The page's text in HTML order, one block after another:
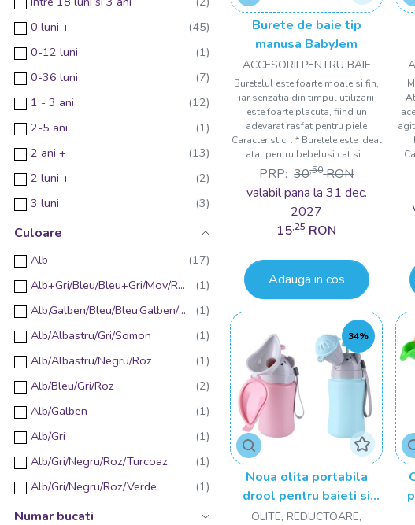
Olita multifunctionala
Olita pliabila
Olita portabila
Protectie baita pentru ochi si urechi
Protectie pentru baita
Rezerve pentru olita
Set manusa si buretel de baie
Suport pentru baie
0 luni +
0-12 luni
0-36 luni
1 - 3 ani
2-5 ani
2 ani +
2 luni +
3 luni
6 - 9 luni
6 luni +
9 luni
12 luni+
12-18 luni
12 Luni +
12-36 luni
18 luni +
18 Luni + (max. 25 kg)
+18 luni
18-36 luni
Culoare
Alb
Alb+Gri/Bleu/Bleu+Gri/Mov/Roz/Roz+Gri/Verde
Alb,Galben/Bleu/Bleu,Galben/Gri/Roz/Roz,Galben
Alb/Albastru/Gri/Somon
Alb/Albastru/Negru/Roz
Alb/Bleu/Gri/Roz
Alb/Galben
Alb/Gri
Alb/Gri/Negru/Roz/Turcoaz
Alb/Gri/Negru/Roz/Verde
Alb/Gri/Roz/Turcoaz
Numar bucati
Burete de baie tip
manusa BabyJem
ACCESORII PENTRU BAIE
Buretelul este foarte moale si fin,
iar senzatia din timpul utilizarii
este foarte placuta, fiind un
adevarat rasfat pentru piele
Caracteristici : * Buretele este ideal
atat pentru bebelusi cat si...
PRP: 30,50 RON
valabil pana la 31 dec.
2027
15,25 RON
Adauga in cos
34%
Noua olita portabila
drool pentru baieti si
fetite Drool
OLITE, REDUCTOARE,